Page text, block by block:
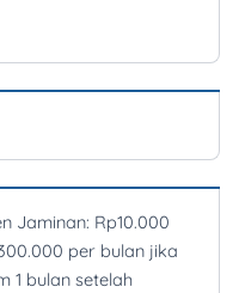
Jaminan: Rp10.000
per bulan jika
1 bulan setelah